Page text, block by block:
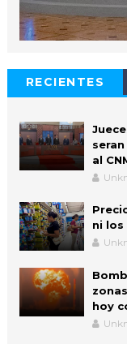
RECIENTES
al
ni los
hoy